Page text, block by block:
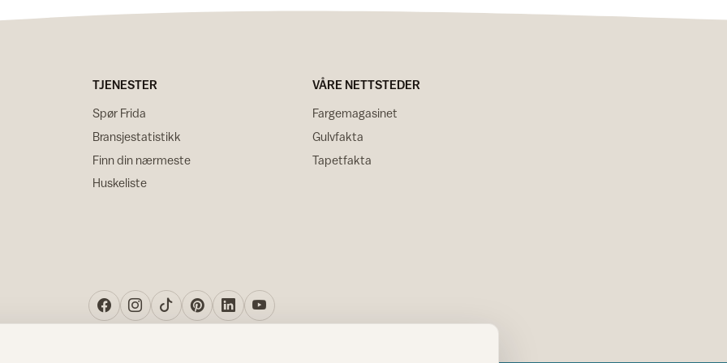
TJENESTER
Spør Frida
Bransjestatistikk
Finn din nærmeste
Huskeliste
VÅRE NETTSTEDER
Fargemagasinet
Gulvfakta
Tapetfakta